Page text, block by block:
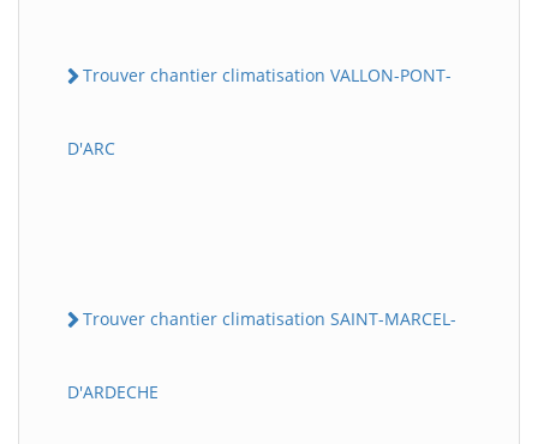
Trouver chantier climatisation VALLON-PONT-
D'ARC
Trouver chantier climatisation SAINT-MARCEL-
D'ARDECHE